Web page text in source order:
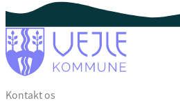
Kontakt os